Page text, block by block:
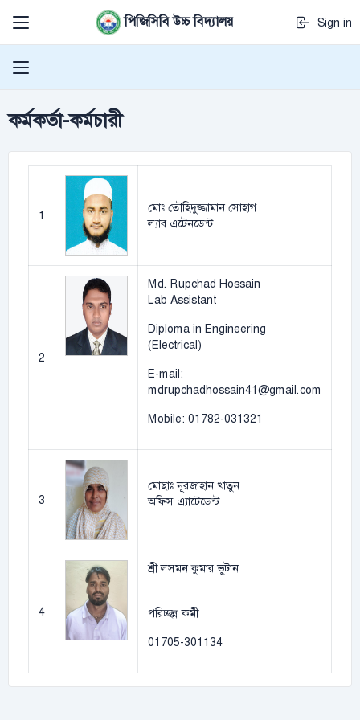
পিজিসিবি উচ্চ বিদ্যালয় Sign in
কর্মকর্তা-কর্মচারী
1
মোঃ তৌহিদুজ্জামান সোহাগ
ল্যাব এটেনডেন্ট
2
Md. Rupchad Hossain
Lab Assistant
Diploma in Engineering
(Electrical)
E-mail:
mdrupchadhossain41@gmail.com
Mobile: 01782-031321
3
মোছাঃ নূরজাহান খাতুন
অফিস এ্যাটেডেন্ট
4
শ্রী লসমন কুমার ভুটান
পরিচ্ছন্ন কর্মী
01705-301134